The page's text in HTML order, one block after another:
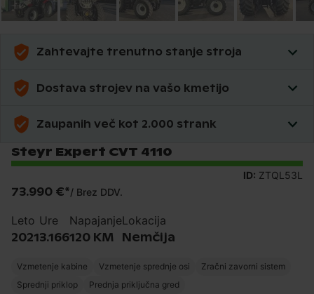
Zahtevajte trenutno stanje stroja
Dostava strojev na vašo kmetijo
Zaupanih več kot 2.000 strank
Steyr Expert CVT 4110
ID: ZTQL53L
73.990 €*/ Brez DDV.
Leto
2021
Ure
3.166
Napajanje
120 KM
Lokacija
Nemčija
Vzmetenje kabine Vzmetenje sprednje osi
Zračni zavorni sistem
Sprednji priklop
Prednja priključna gred